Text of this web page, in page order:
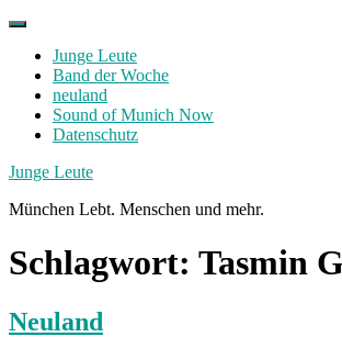
Skip
contentJunge Leute
Band der Woche
neuland
Sound of Munich Now
Datenschutz
Facebook
Twitter
Instagram
Junge Leute
München Lebt. Menschen und mehr.
Schlagwort: Tasmin
Neuland